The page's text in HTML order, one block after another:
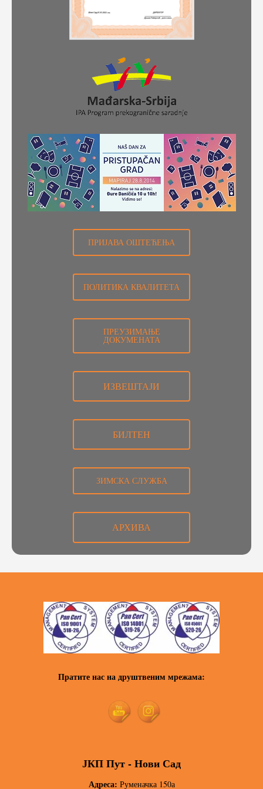
ПРИЈАВА ОШТЕЋЕЊА
ПОЛИТИКА КВАЛИТЕТА
ПРЕУЗИМАЊЕ
ДОКУМЕНАТА
ИЗВЕШТАЈИ
БИЛТЕН
ЗИМСКА СЛУЖБА
АРХИВА
Пратите нас на друштвеним мрежама:
ЈКП Пут - Нови Сад
Адреса: Руменачка 150а